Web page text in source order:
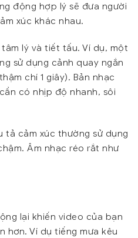
động hợp lý sẽ đưa người
xúc khác nhau.
lý và tiết tấu. Ví dụ, một
sử dụng cảnh quay ngắn
chí 1 giây). Bản nhạc
có nhịp độ nhanh, sôi
tả cảm xúc thường sử dụng
Âm nhạc réo rắt như
lại khiến video của bạn
hơn. Ví dụ tiếng mưa kêu